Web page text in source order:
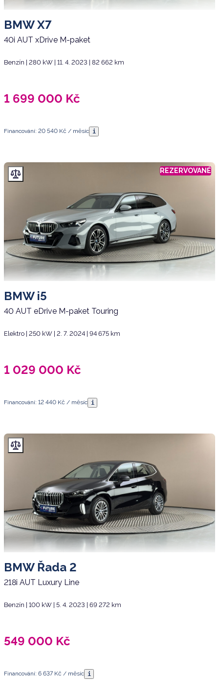
BMW X7
40i AUT xDrive M-paket
Benzín | 280 kW | 11. 4. 2023 | 82 662 km
1 699 000 Kč
Financování: 20 540 Kč / měsíc i
REZERVOVANÉ
BMW i5
40 AUT eDrive M-paket Touring
Elektro | 250 kW | 2. 7. 2024 | 94 675 km
1 029 000 Kč
Financování: 12 440 Kč / měsíc i
BMW Řada 2
218i AUT Luxury Line
Benzín | 100 kW | 5. 4. 2023 | 69 272 km
549 000 Kč
Financování: 6 637 Kč / měsíc i